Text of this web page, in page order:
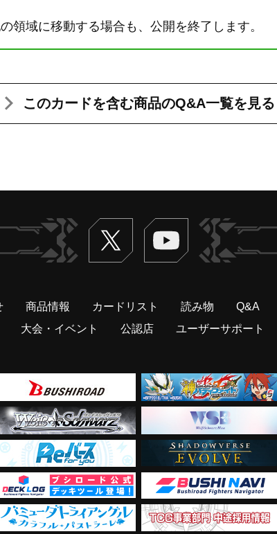
領域に移動する場合も、公開を終了します。
このカードを含む商品のQ&A一覧を見る
Twitter ヴァンガードch
商品情報 カードリスト 読み物 Q&A
大会・イベント 公認店 ユーザーサポート